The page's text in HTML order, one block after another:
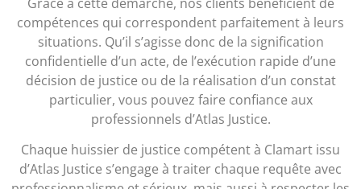
compétences qui correspondent parfaitement à leurs
situations. Qu’il s’agisse donc de la signification
confidentielle d’un acte, de l’exécution rapide d’une
décision de justice ou de la réalisation d’un constat
particulier, vous pouvez faire confiance aux
professionnels d’Atlas Justice.
Chaque huissier de justice compétent à Clamart issu
d’Atlas Justice s’engage à traiter chaque requête avec